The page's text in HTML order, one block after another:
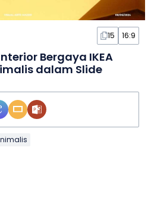
15 16:9
Bergaya IKEA
dalam Slide